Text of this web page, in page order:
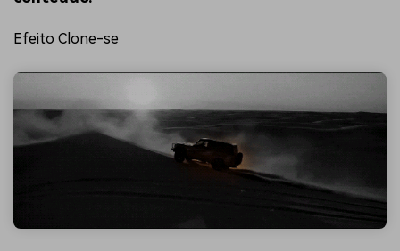
Efeito Clone-se